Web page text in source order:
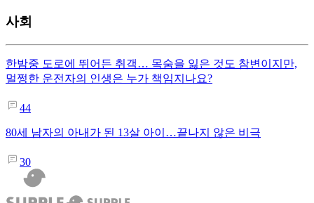
사회
한밤중 도로에 뛰어든 취객… 목숨을 잃은 것도 참변이지만,
멀쩡한 운전자의 인생은 누가 책임지나요?
44
80세 남자의 아내가 된 13살 아이…끝나지 않은 비극
30